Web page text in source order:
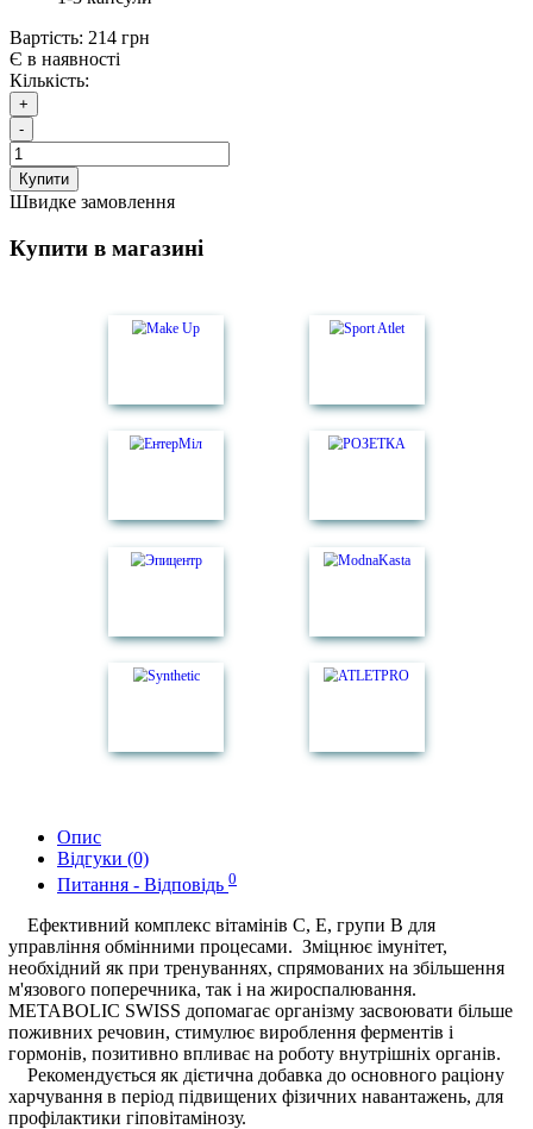
Вартість: 214 грн
Є в наявності
Кількість:
+
-
Купити
Швидке замовлення
Купити в магазині
Опис
Відгуки (0)
Питання - Відповідь 0
Ефективний комплекс вітамінів С, Е, групи В для
управління обмінними процесами. Зміцнює імунітет,
необхідний як при тренуваннях, спрямованих на збільшення
м'язового поперечника, так і на жироспалювання.
METABOLIC SWISS допомагає організму засвоювати більше
поживних речовин, стимулює вироблення ферментів і
гормонів, позитивно впливає на роботу внутрішніх органів.
Рекомендується як дієтична добавка до основного раціону
харчування в період підвищених фізичних навантажень, для
профілактики гіповітамінозу.